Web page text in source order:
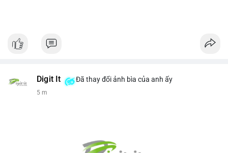
Digit It Đã thay đổi ảnh bìa của anh ấy
5 m